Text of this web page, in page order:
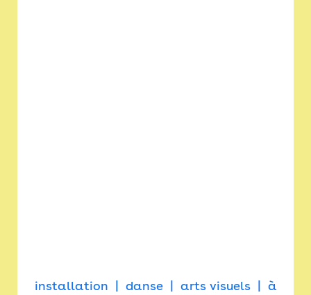
installation danse arts visuels
à